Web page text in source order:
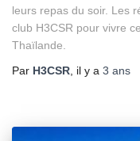
leurs repas du soir. Les
club H3CSR pour vivre
Thaïlande.
Par H3CSR , il y a 3 ans